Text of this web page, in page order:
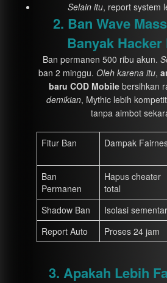
Selain itu, report system
2. Ban Wave
Banyak Hacker
Ban permanen 500 ribu akun.
ban 2 minggu. Oleh karena itu,
baru COD Mobile bersihkan
demikian, Mythic lebih
tanpa aimbot
Fitur Ban Dampak
Ban
Permanen
Hapus cheater
total
Shadow Ban Isolasi
Report Auto
Proses 24 jam
3. Apakah Lebih